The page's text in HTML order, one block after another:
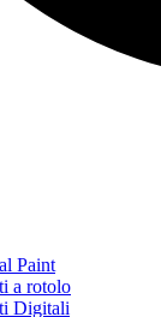
Paint
a rotolo
Digitali